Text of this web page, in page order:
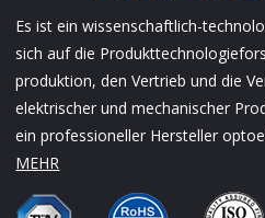
Es ist ein wissenschaftlich-
sich auf die
produktion, den Vertrieb und die
elektrischer und mechanischer
ein professioneller Hersteller
MEHR